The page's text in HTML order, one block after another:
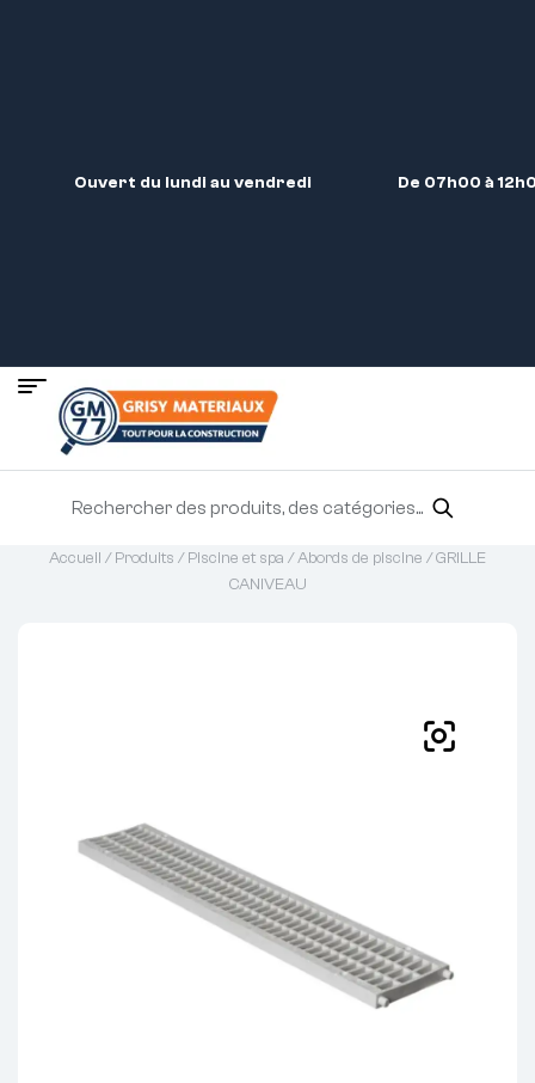
Ouvert du lundi au vendredi De 07h00 à
Accueil /Produits /Piscine et spa /Abords de piscine / GRILLE
CANIVEAU